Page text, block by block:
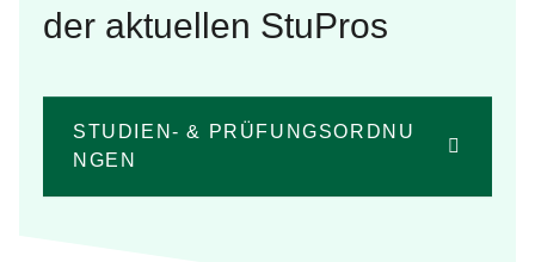
der aktuellen StuPros
STUDIEN- & PRÜFUNGSORDNU
NGEN